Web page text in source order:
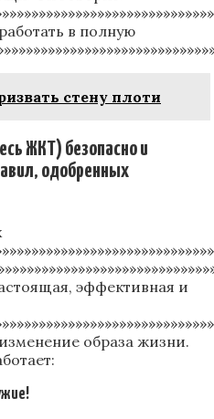
в полную
стену плоти
ЖКТ) безопасно и
одобренных
эффективная и
образа жизни.